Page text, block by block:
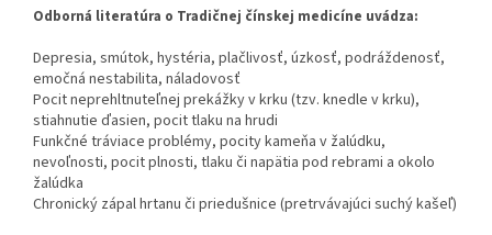
Odborná literatúra o Tradičnej čínskej medicíne uvádza:
Depresia, smútok, hystéria, plačlivosť, úzkosť, podráždenosť,
emočná nestabilita, náladovosť
Pocit neprehltnuteľnej prekážky v krku (tzv. knedle v krku),
stiahnutie ďasien, pocit tlaku na hrudi
Funkčné tráviace problémy, pocity kameňa v žalúdku,
nevoľnosti, pocit plnosti, tlaku či napätia pod rebrami a okolo
žalúdka
Chronický zápal hrtanu či priedušnice (pretrvávajúci suchý kašeľ)